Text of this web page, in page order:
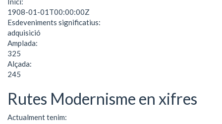
1908-01-01T00:00:00Z
Esdeveniments significatius:
adquisició
Amplada:
325
Alçada:
245
Rutes Modernisme en xifres
Actualment tenim: